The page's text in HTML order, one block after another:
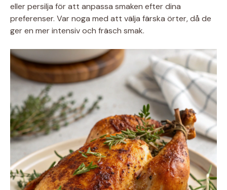
eller persilja för att anpassa smaken efter dina
preferenser. Var noga med att välja färska örter, då de
ger en mer intensiv och fräsch smak.